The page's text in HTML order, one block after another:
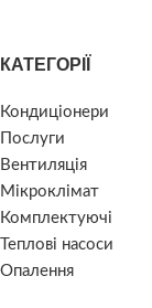
КАТЕГОРІЇ
Кондиціонери
Послуги
Вентиляція
Мікроклімат
Комплектуючі
Теплові насоси
Опалення